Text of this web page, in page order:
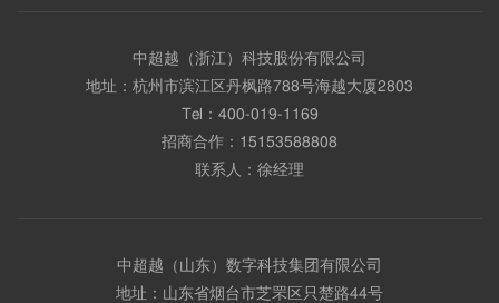
中超越（浙江）科技股份有限公司
地址：杭州市滨江区丹枫路788号海越大厦2803
Tel： 400-019-1169
招商合作： 15153588808
联系人：徐经理
中超越（山东）数字科技集团有限公司
地址：山东省烟台市芝罘区只楚路44号